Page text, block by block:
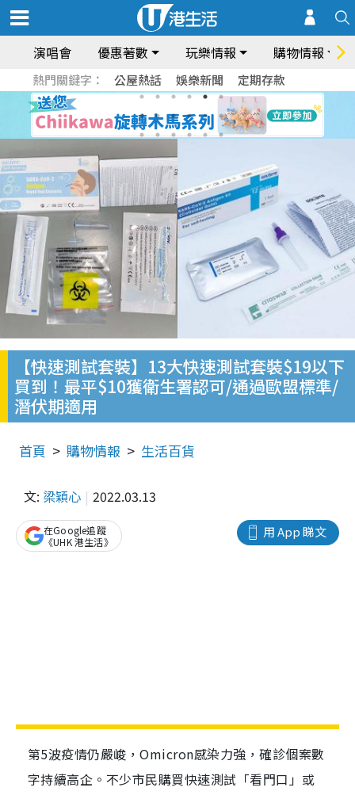
演唱會 優惠著數 玩樂情報 購物情報
熱門關鍵字： 公屋熱話 娛樂新聞 定期存款
【快速測試套裝】13大快速測試套裝$19以下
買到！最平$10獲衛生署認可/通過歐盟標準/
潛伏期適用
首頁 購物情報 生活百貨
文: 梁穎心 2022.03.13
用 App 睇文
在Google追蹤
《UHK 港生活》
第5波疫情仍嚴峻，Omicron感染力強，確診個案數
字持續高企。不少市民購買快速測試「看門口」或